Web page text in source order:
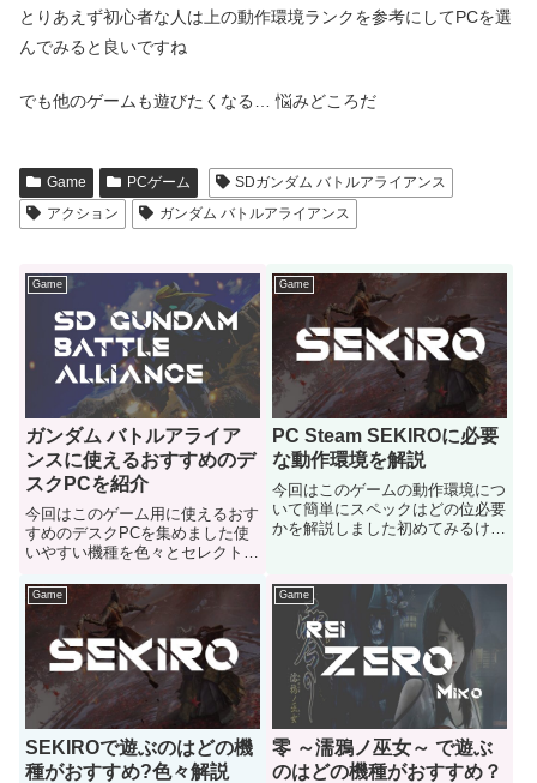
とりあえず初心者な人は上の動作環境ランクを参考にしてPCを選
んでみると良いですね
でも他のゲームも遊びたくなる… 悩みどころだ
Game PCゲーム
SDガンダム バトルアライアンス
アクション
ガンダム バトルアライアンス
Game
ガンダム バトルアライア
ンスに使えるおすすめのデ
スクPCを紹介
今回はこのゲーム用に使えるおす
すめのデスクPCを集めました使
いやすい機種を色々とセレクトし
Game
PC Steam SEKIROに必要
な動作環境を解説
今回はこのゲームの動作環境につ
いて簡単にスペックはどの位必要
かを解説しました初めてみるけど
Game
SEKIROで遊ぶのはどの機
種がおすすめ?色々解説
Game
零 ～濡鴉ノ巫女～ で遊ぶ
のはどの機種がおすすめ？